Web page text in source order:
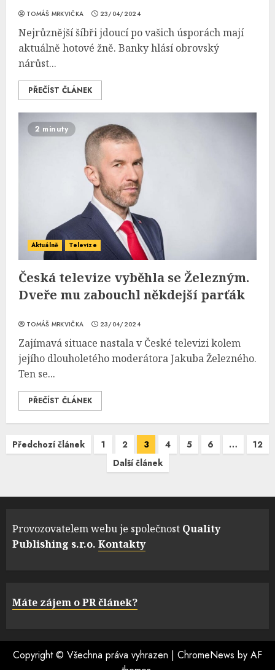
TOMÁŠ MRKVIČKA 23/04/2024
Nejrůznější šíbři jdoucí po vašich úsporách mají
aktuálně hotové žně. Banky hlásí obrovský
nárůst...
PŘEČÍST ČLÁNEK
2 minuty
Aktuálně Televize
Česká televize vyběhla se Železným.
Dveře mu zabouchl někdejší parťák
TOMÁŠ MRKVIČKA 23/04/2024
Zajímavá situace nastala v České televizi kolem
jejího dlouholetého moderátora Jakuba Železného.
Ten se...
PŘEČÍST ČLÁNEK
Navigace
Předchozí článek 1 2 3 4 5 6 …
12
Další článek
Provozovatelem webu je společnost Quality
Publishing s.r.o. Kontakty
Máte zájem o PR článek?
Copyright © Všechna práva vyhrazen | ChromeNews by AF